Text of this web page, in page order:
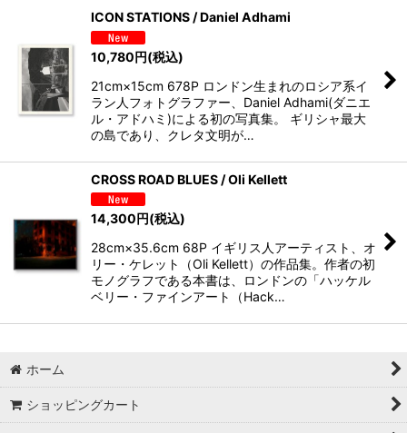
ICON STATIONS / Daniel Adhami
10,780円(税込)
21cm×15cm 678P ロンドン生まれのロシア系イ
ラン人フォトグラファー、Daniel Adhami(ダニエ
ル・アドハミ)による初の写真集。 ギリシャ最大
の島であり、クレタ文明が…
CROSS ROAD BLUES / Oli Kellett
14,300円(税込)
28cm×35.6cm 68P イギリス人アーティスト、オ
リー・ケレット（Oli Kellett）の作品集。作者の初
モノグラフである本書は、ロンドンの「ハッケル
ベリー・ファインアート（Hack…
ホーム
ショッピングカート